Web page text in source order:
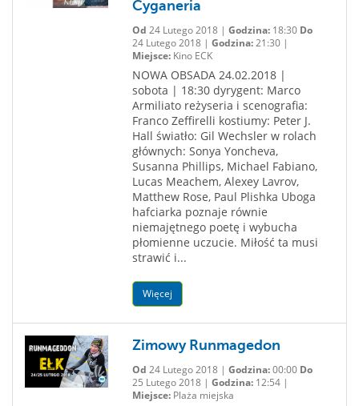
Cyganeria
Od 24 Lutego 2018 | Godzina:18:30 Do
24 Lutego 2018 | Godzina:21:30 |
Miejsce:Kino ECK
NOWA OBSADA 24.02.2018 |
sobota | 18:30 dyrygent: Marco
Armiliato reżyseria i scenografia:
Franco Zeffirelli kostiumy: Peter J.
Hall światło: Gil Wechsler w rolach
głównych: Sonya Yoncheva,
Susanna Phillips, Michael Fabiano,
Lucas Meachem, Alexey Lavrov,
Matthew Rose, Paul Plishka Uboga
hafciarka poznaje równie
niemajętnego poetę i wybucha
płomienne uczucie. Miłość ta musi
strawić i...
Więcej
Zimowy Runmagedon
Od 24 Lutego 2018 | Godzina:00:00 Do
25 Lutego 2018 | Godzina:12:54 |
Miejsce:Plaża miejska